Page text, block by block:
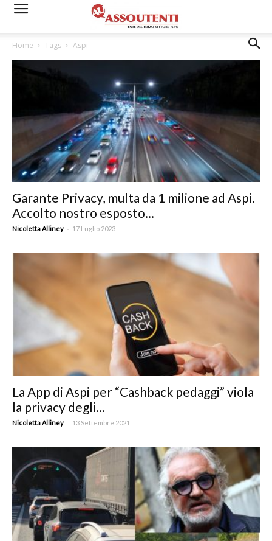
Home Tags Aspi
Garante Privacy, multa da 1 milione ad Aspi.
Accolto nostro esposto...
Nicoletta Alliney - 17 Luglio 2023
La App di Aspi per “Cashback pedaggi” viola
la privacy degli...
Nicoletta Alliney - 13 Settembre 2021